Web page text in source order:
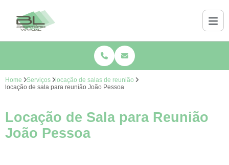
Home Serviços
locação de salas de reunião
locação de sala para reunião João Pessoa
Locação de Sala para Reunião
João Pessoa